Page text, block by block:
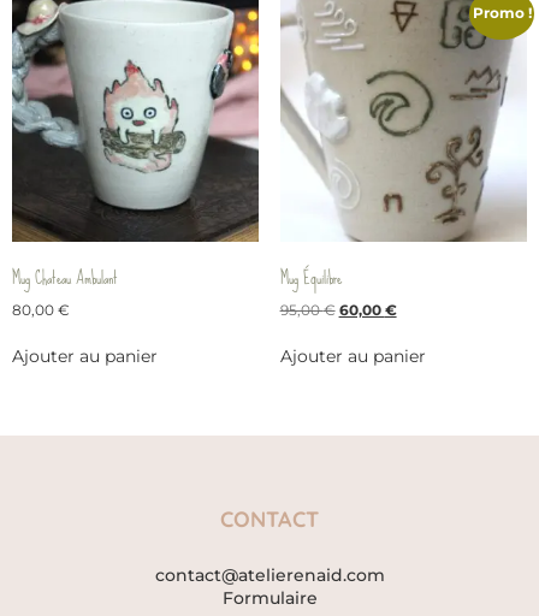
Mug Chateau Ambulant
80,00 €
Ajouter au panier
Promo !
Mug Équilibre
95,00€ 60,00 €
Ajouter au panier
CONTACT
contact@atelierenaid.com
Formulaire